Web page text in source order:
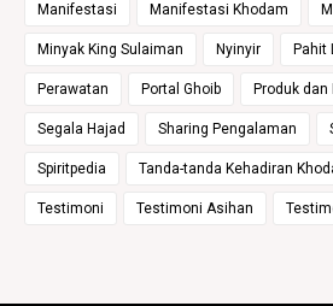
Manifestasi Manifestasi Khodam
Minyak King Sulaiman Nyinyir Pahit
Perawatan Portal Ghoib Produk dan
Segala Hajad Sharing Pengalaman
Spiritpedia Tanda-tanda Kehadiran
Testimoni Testimoni Asihan